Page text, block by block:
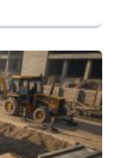
pasar yang
tuntas
agency
konsultan yang
ingin